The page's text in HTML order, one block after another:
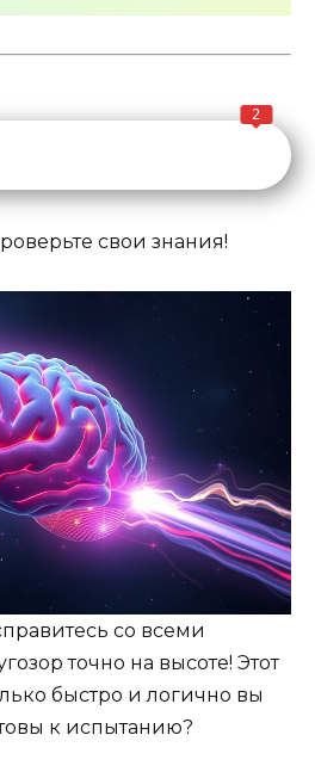
2
свои знания!
со всеми
точно на высоте! Этот
быстро и логично вы
к испытанию?